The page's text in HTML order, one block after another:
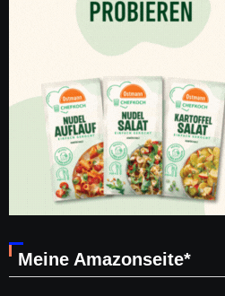
Meine Amazonseite*